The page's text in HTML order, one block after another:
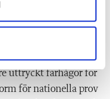
det. Träffsäkerheten
uttryckt farhågor för
för nationella prov